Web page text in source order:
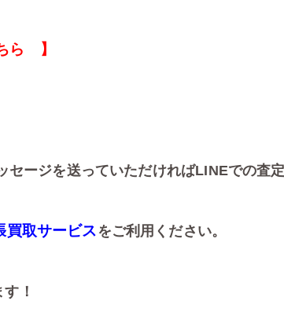
ら 】
ージを送っていただければLINEでの査定
買取サービス をご利用ください。
！